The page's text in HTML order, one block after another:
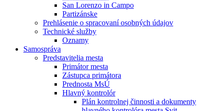
San Lorenzo in Campo
Partizánske
Prehlásenie o spracovaní osobných údajov
Technické služby
Oznamy
Samospráva
Predstavitelia mesta
Primátor mesta
Zástupca primátora
Prednosta MsÚ
Hlavný kontrolór
Plán kontrolnej činnosti a dokumenty